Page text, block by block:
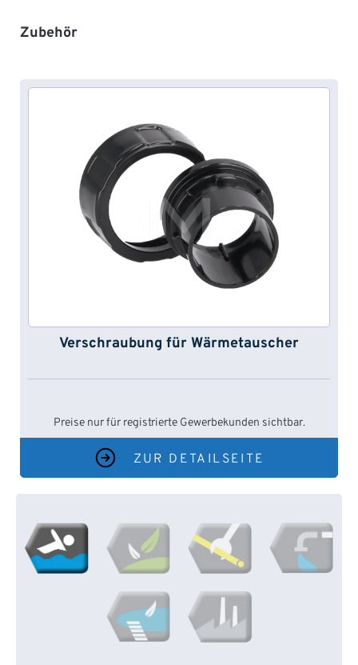
Produktgalerie überspringen
Zubehör
Verschraubung für Wärmetauscher
Preise nur für registrierte Gewerbekunden sichtbar.
ZUR DETAILSEITE